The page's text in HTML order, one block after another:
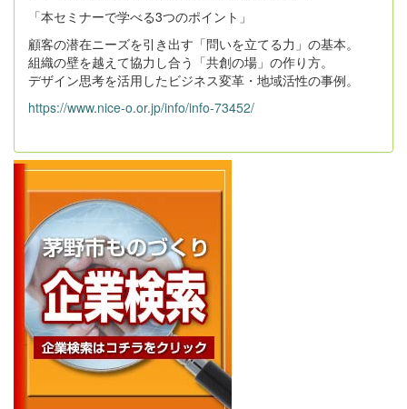
「本セミナーで学べる3つのポイント」
顧客の潜在ニーズを引き出す「問いを立てる力」の基本。
組織の壁を越えて協力し合う「共創の場」の作り方。
デザイン思考を活用したビジネス変革・地域活性の事例。
https://www.nice-o.or.jp/info/info-73452/